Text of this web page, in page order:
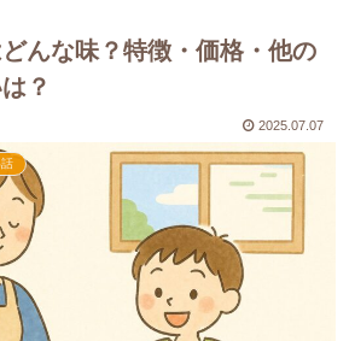
んな味？特徴・価格・他の
？
2025.07.07